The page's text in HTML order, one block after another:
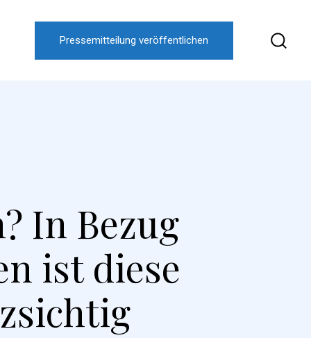
Pressemitteilung veröffentlichen
In Bezug
ist diese